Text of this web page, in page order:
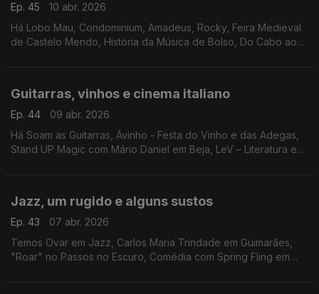
Ep. 45
10 abr. 2026
Há Lobo Mau, Condominium, Amadeus, Rocky, Feira Medieval
de Castelo Mendo, História da Música de Bolso, Do Cabo ao
Guitarras, vinhos e cinema italiano
Ep. 44
09 abr. 2026
Há Soam as Guitarras, Ávinho - Festa do Vinho e das Adegas,
Stand UP Magic com Mário Daniel em Beja, LeV – Literatura em
Jazz, um rugido e alguns sustos
Ep. 43
07 abr. 2026
Temos Ovar em Jazz, Carlos Maria Trindade em Guimarães,
"Roar" no Passos no Escuro, Comédia com Spring Fling em